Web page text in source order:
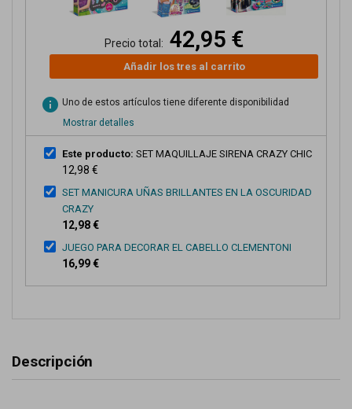
Precio total: 42,95 €
Añadir los tres al carrito
info Uno de estos artículos tiene diferente disponibilidad
Mostrar detalles
Este producto: SET MAQUILLAJE SIRENA CRAZY CHIC
12,98 €
SET MANICURA UÑAS BRILLANTES EN LA OSCURIDAD
CRAZY
12,98 €
JUEGO PARA DECORAR EL CABELLO CLEMENTONI
16,99 €
Descripción